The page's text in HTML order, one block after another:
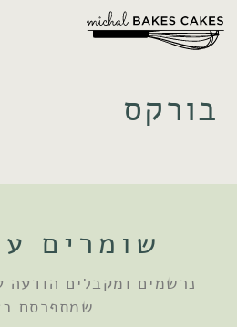
בורקס
שומרים
נרשמים ומקבלים הודעה
שמתפרסם